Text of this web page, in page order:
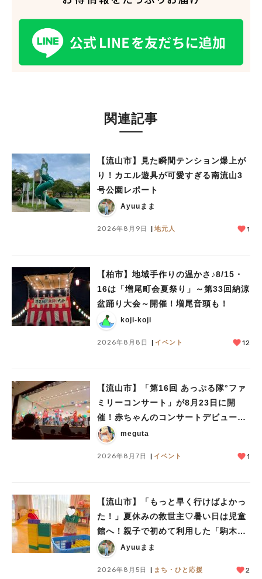
関連記事
【流山市】見た瞬間テンション爆上が
り！カエル遊具が可愛すぎる南流山3
号公園レポート
Ayuuまま
2026年8月9日 地元人 1
【柏市】地域手作りの温かさ♪8/15・
16は「増尾町会夏祭り」～第33回納涼
盆踊り大会～開催！増尾音頭も！
koji-koji
2026年8月8日 イベント 12
【流山市】「第16回 あっぷる隊°ファ
ミリーコンサート」が8月23日に開
催！赤ちゃんのコンサートデビューに
も♪
meguta
2026年8月7日 イベント 1
【流山市】「もっと早く行けばよかっ
た！」夏休みの救世主♡暑い日は児童
館へ！親子で初めて利用した「駒木台
児童館」レポート
Ayuuまま
2026年8月5日 まち・ひと応援 2